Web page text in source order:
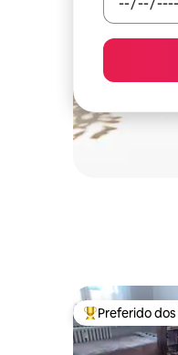
Entre os
Preferido